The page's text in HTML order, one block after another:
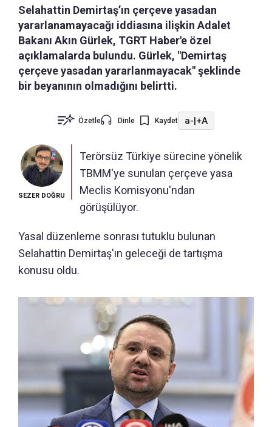
Selahattin Demirtaş’ın çerçeve yasadan
yararlanamayacağı iddiasına ilişkin Adalet
Bakanı Akın Gürlek, TGRT Haber'e özel
açıklamalarda bulundu. Gürlek, "Demirtaş
çerçeve yasadan yararlanmayacak" şeklinde
bir beyanının olmadığını belirtti.
Özetle Dinle Kaydet a-|+A
SEZER DOĞRU
Terörsüz Türkiye sürecine yönelik
TBMM'ye sunulan çerçeve yasa
Meclis Komisyonu'ndan
görüşülüyor.
Yasal düzenleme sonrası tutuklu bulunan
Selahattin Demirtaş'ın geleceği de tartışma
konusu oldu.